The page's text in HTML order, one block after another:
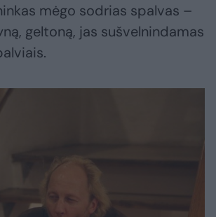
mėgo sodrias spalvas –
geltoną, jas sušvelnindamas